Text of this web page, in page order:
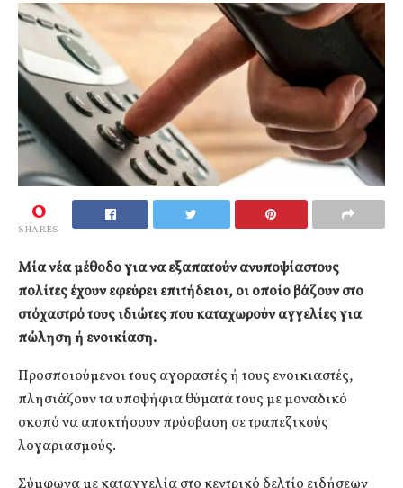
0
SHARES
Μία νέα μέθοδο για να εξαπατούν ανυποψίαστους
πολίτες έχουν εφεύρει επιτήδειοι, οι οποίο βάζουν στο
στόχαστρό τους ιδιώτες που καταχωρούν αγγελίες για
πώληση ή ενοικίαση.
Προσποιούμενοι τους αγοραστές ή τους ενοικιαστές,
πλησιάζουν τα υποψήφια θύματά τους με μοναδικό
σκοπό να αποκτήσουν πρόσβαση σε τραπεζικούς
λογαριασμούς.